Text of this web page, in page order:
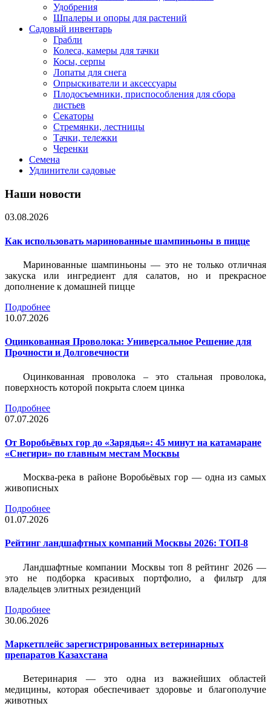
Удобрения
Шпалеры и опоры для растений
Садовый инвентарь
Грабли
Колеса, камеры для тачки
Косы, серпы
Лопаты для снега
Опрыскиватели и аксессуары
Плодосъемники, приспособления для сбора
листьев
Секаторы
Стремянки, лестницы
Тачки, тележки
Черенки
Семена
Удлинители садовые
Наши новости
03.08.2026
Как использовать маринованные шампиньоны в пицце
Маринованные шампиньоны — это не только отличная
закуска или ингредиент для салатов, но и прекрасное
дополнение к домашней пицце
Подробнее
10.07.2026
Оцинкованная Проволока: Универсальное Решение для
Прочности и Долговечности
Оцинкованная проволока – это стальная проволока,
поверхность которой покрыта слоем цинка
Подробнее
07.07.2026
От Воробьёвых гор до «Зарядья»: 45 минут на катамаране
«Снегири» по главным местам Москвы
Москва-река в районе Воробьёвых гор — одна из самых
живописных
Подробнее
01.07.2026
Рейтинг ландшафтных компаний Москвы 2026: ТОП-8
Ландшафтные компании Москвы топ 8 рейтинг 2026 —
это не подборка красивых портфолио, а фильтр для
владельцев элитных резиденций
Подробнее
30.06.2026
Маркетплейс зарегистрированных ветеринарных
препаратов Казахстана
Ветеринария — это одна из важнейших областей
медицины, которая обеспечивает здоровье и благополучие
животных